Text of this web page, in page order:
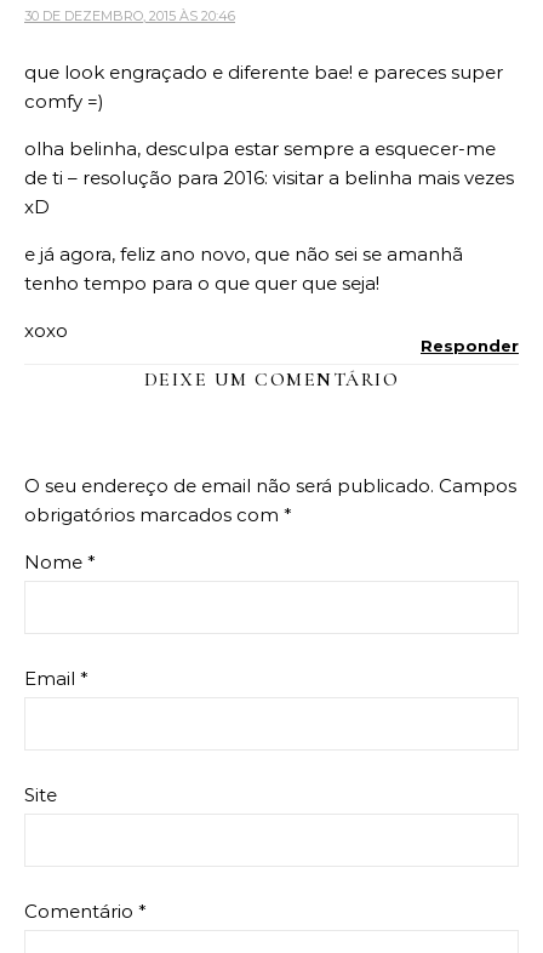
30 DE DEZEMBRO, 2015 ÀS 20:46
que look engraçado e diferente bae! e pareces super
comfy =)
olha belinha, desculpa estar sempre a esquecer-me
de ti – resolução para 2016: visitar a belinha mais vezes
xD
e já agora, feliz ano novo, que não sei se amanhã
tenho tempo para o que quer que seja!
xoxo
Responder
DEIXE UM COMENTÁRIO
O seu endereço de email não será publicado. Campos
obrigatórios marcados com *
Nome *
Email *
Site
Comentário *